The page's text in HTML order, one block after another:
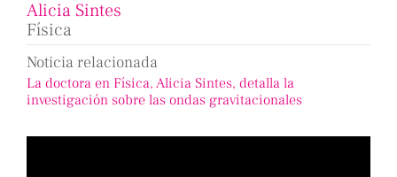
Alicia Sintes
Física
Noticia relacionada
La doctora en Física, Alicia Sintes, detalla la
investigación sobre las ondas gravitacionales